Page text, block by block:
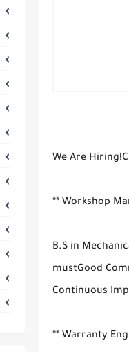
We Are
** Workshop
B.S in
mustGood
Continuous
** Warranty